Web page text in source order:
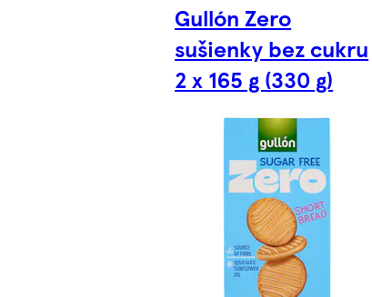
Gullón Zero
sušienky bez cukru
2 x 165 g (330 g)